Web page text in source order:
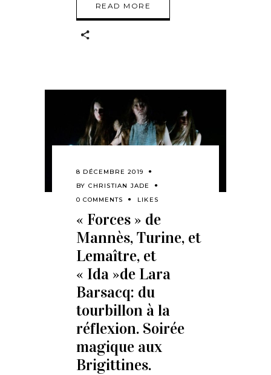
READ MORE
8 DÉCEMBRE 2019
BY CHRISTIAN JADE
0 COMMENTS
LIKES
« Forces » de
Mannès, Turine, et
Lemaître, et
« Ida »de Lara
Barsacq: du
tourbillon à la
réflexion. Soirée
magique aux
Brigittines.